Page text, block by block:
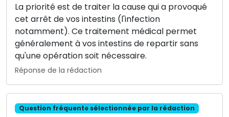
La priorité est de traiter la cause qui a provoqué
cet arrêt de vos intestins (l'infection
notamment). Ce traitement médical permet
généralement à vos intestins de repartir sans
qu'une opération soit nécessaire.
Réponse de la rédaction
Question fréquente sélectionnée par la rédaction